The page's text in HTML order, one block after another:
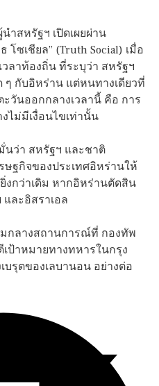
ำสหรัฐฯ เปิดเผยผ่าน
โซเชียล” (Truth Social) เมื่อ
ลาท้องถิ่น ที่ระบุว่า สหรัฐฯ
ๆ กับอิหร่าน แต่หนทางเดียวที่
วันออกกลางเวลานี้ คือ การ
ไม่มีเงื่อนไขเท่านั้น
นว่า สหรัฐฯ และชาติ
ฐกิจของประเทศอิหร่านให้
งกว่าเดิม หากอิหร่านตัดสิน
ละอิสราเอล
กลางสถานการณ์ที่ กองทัพ
ป้าหมายทางทหารในกรุง
บรุตของเลบานอน อย่างต่อ